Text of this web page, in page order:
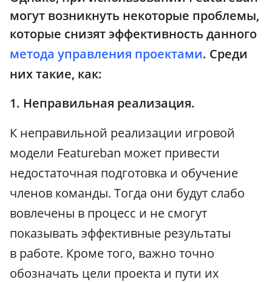
могут возникнуть некоторые проблемы,
которые снизят эффективность данного
метода управления проектами. Среди
них такие, как:
1. Неправильная реализация.
К неправильной реализации игровой
модели Featureban может привести
недостаточная подготовка и обучение
членов команды. Тогда они будут слабо
вовлечены в процесс и не смогут
показывать эффективные результаты
в работе. Кроме того, важно точно
обозначать цели проекта и пути их